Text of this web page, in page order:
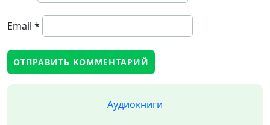
Email *
Аудиокниги